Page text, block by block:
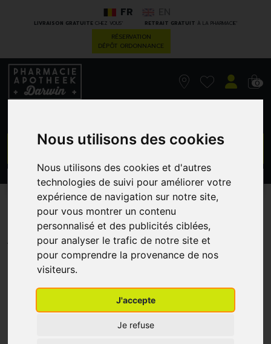
Nous utilisons des cookies
Nous utilisons des cookies et d'autres
technologies de suivi pour améliorer votre
expérience de navigation sur notre site,
pour vous montrer un contenu
personnalisé et des publicités ciblées,
pour analyser le trafic de notre site et
pour comprendre la provenance de nos
visiteurs.
J'accepte
Je refuse
LIVRAISON GRATUITECHEZ VOUS* RETRAIT GRATUIT À LA PHARMACIE*
FR
RÉSERVATION
DÉPÔT ORDONNANCE
0
CATÉGORIES PROMOS
Eludril Care 500 Ml
PIERRE FABRE SANTE BENELUX